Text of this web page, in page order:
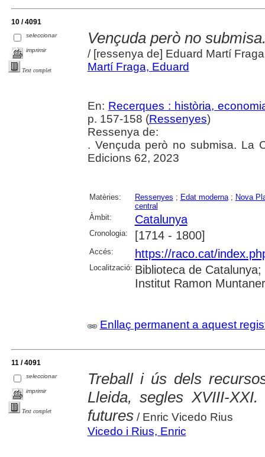
10 / 4091
seleccionar
imprimir
Text complet
Vençuda però no
/ [ressenya de] Eduard Martí Fraga
Martí Fraga, Eduard
En: Recerques : història,
p. 157-158 (Ressenyes)
Ressenya de:
. Vençuda però no submisa. La
Edicions 62, 2023
Matèries: Ressenyes ; Edat moderna; Nova
central
Àmbit:
Catalunya
Cronologia: [1714 - 1800]
Accés: https://raco.cat/
Localització: Biblioteca de
Institut Ramon
Enllaç permanent a aquest
11 / 4091
seleccionar
imprimir
Text complet
Treball i ús dels
Lleida, segles XVIII-
futures/ Enric Vicedo Rius
Vicedo i Rius, Enric